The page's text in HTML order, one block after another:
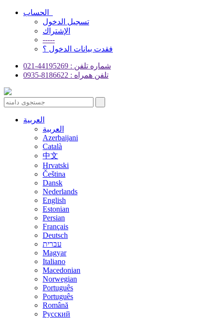
تسجيل الدخول
الإشتراك
-----
فقدت بيانات الدخول ؟
شماره تلفن : 44195269-021
تلفن همراه : 8186622-0935
العربية
العربية
Azerbaijani
Català
中文
Hrvatski
Čeština
Dansk
Nederlands
English
Estonian
Persian
Français
Deutsch
עברית
Magyar
Italiano
Macedonian
Norwegian
Português
Português
Română
Русский